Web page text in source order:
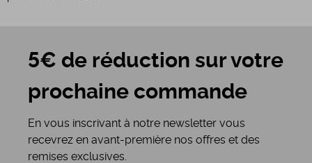
5€ de réduction sur votre
prochaine commande
En vous inscrivant à notre newsletter vous
recevrez en avant-première nos offres et des
remises exclusives.